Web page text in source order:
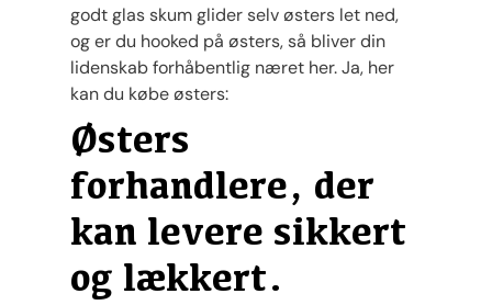
godt glas skum glider selv østers let ned,
og er du hooked på østers, så bliver din
lidenskab forhåbentlig næret her. Ja, her
kan du købe østers:
Østers
forhandlere, der
kan levere sikkert
og lækkert.